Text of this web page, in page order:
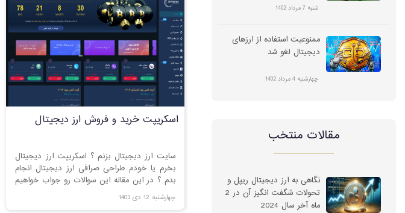
شنبه 7 مرداد 1402
ممنوعیت استفاده از ارزهای
دیجیتال لغو شد
چهارشنبه 4 مرداد 1402
مقالات منتخب
نگاهی به ارز دیجیتال ریپل و
تحولات شگفت انگیز آن در 2
ماه آخر سال 2024
اسکریپت خرید و فروش ارز دیجیتال
سایت ارز دیجیتال بزنم ؟ اسکریپت ارز دیجیتال
بخرم یا خودم طراحی صرافی ارز دیجیتال انجام
بدم ؟ در این مقاله این سوالات رو جواب خواهیم
داد
چهارشنبه 12 دی 1403